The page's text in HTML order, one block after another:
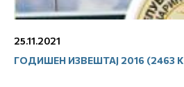
25.11.2021
ГОДИШЕН ИЗВЕШТАЈ 2016 (2463